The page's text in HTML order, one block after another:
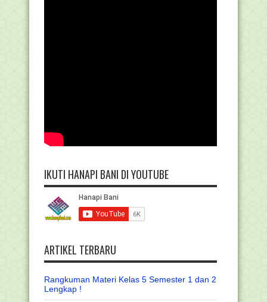
IKUTI HANAPI BANI DI YOUTUBE
ARTIKEL TERBARU
Rangkuman Materi Kelas 5 Semester 1 dan 2
Lengkap !